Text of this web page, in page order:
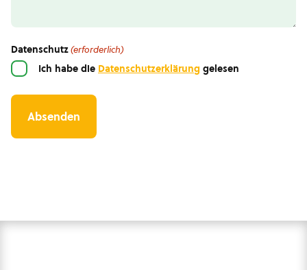
Datenschutz(erforderlich)
Ich habe die Datenschutzerklärung gelesen